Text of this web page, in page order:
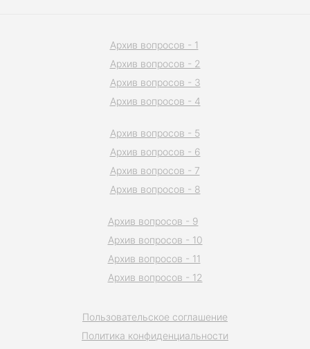
Пользовательское соглашение
Политика конфиденциальности
Архив вопросов - 1
Архив вопросов - 2
Архив вопросов - 3
Архив вопросов - 4
Архив вопросов - 5
Архив вопросов - 6
Архив вопросов - 7
Архив вопросов - 8
Архив вопросов - 9
Архив вопросов - 10
Архив вопросов - 11
Архив вопросов - 12